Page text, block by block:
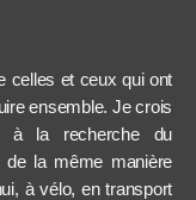
celles et ceux qui ont
ensemble. Je crois
à la recherche du
de la même manière
à vélo, en transport